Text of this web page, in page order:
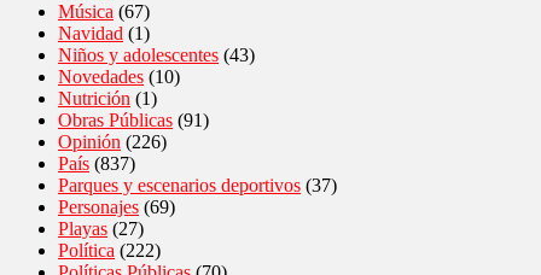
Música (67)
Navidad (1)
Niños y adolescentes (43)
Novedades (10)
Nutrición (1)
Obras Públicas (91)
Opinión (226)
País (837)
Parques y escenarios deportivos (37)
Personajes (69)
Playas (27)
Política (222)